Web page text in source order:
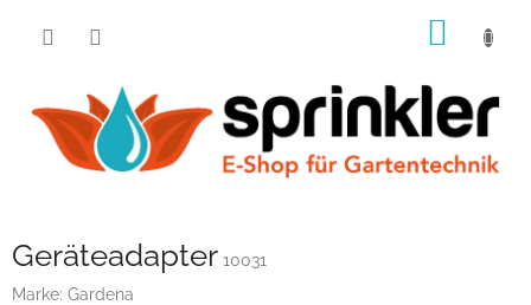
Geräteadapter 10031
Marke: Gardena